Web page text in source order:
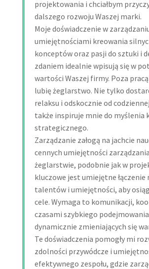
projektowania i chciałbym
dalszego rozwoju Waszej marki.
Moje doświadczenie w
umiejętnościami kreowania
konceptów oraz pasji do sztuki i
zdaniem idealnie wpisują się w
wartości Waszej firmy. Poza
lubię żeglarstwo. Nie tylko
relaksu i odskocznie od
także inspiruje mnie do myślenia
strategicznego.
Zarządzanie załogą na jachcie
cennych umiejętności
żeglarstwie, podobnie jak w
kluczowe jest umiejętne łączenie
talentów i umiejętności, aby
cele. Wymaga to komunikacji,
czasami szybkiego
dynamicznie zmieniających się
Te doświadczenia pomogły mi
zdolności przywódcze i
efektywnego zespołu, gdzie